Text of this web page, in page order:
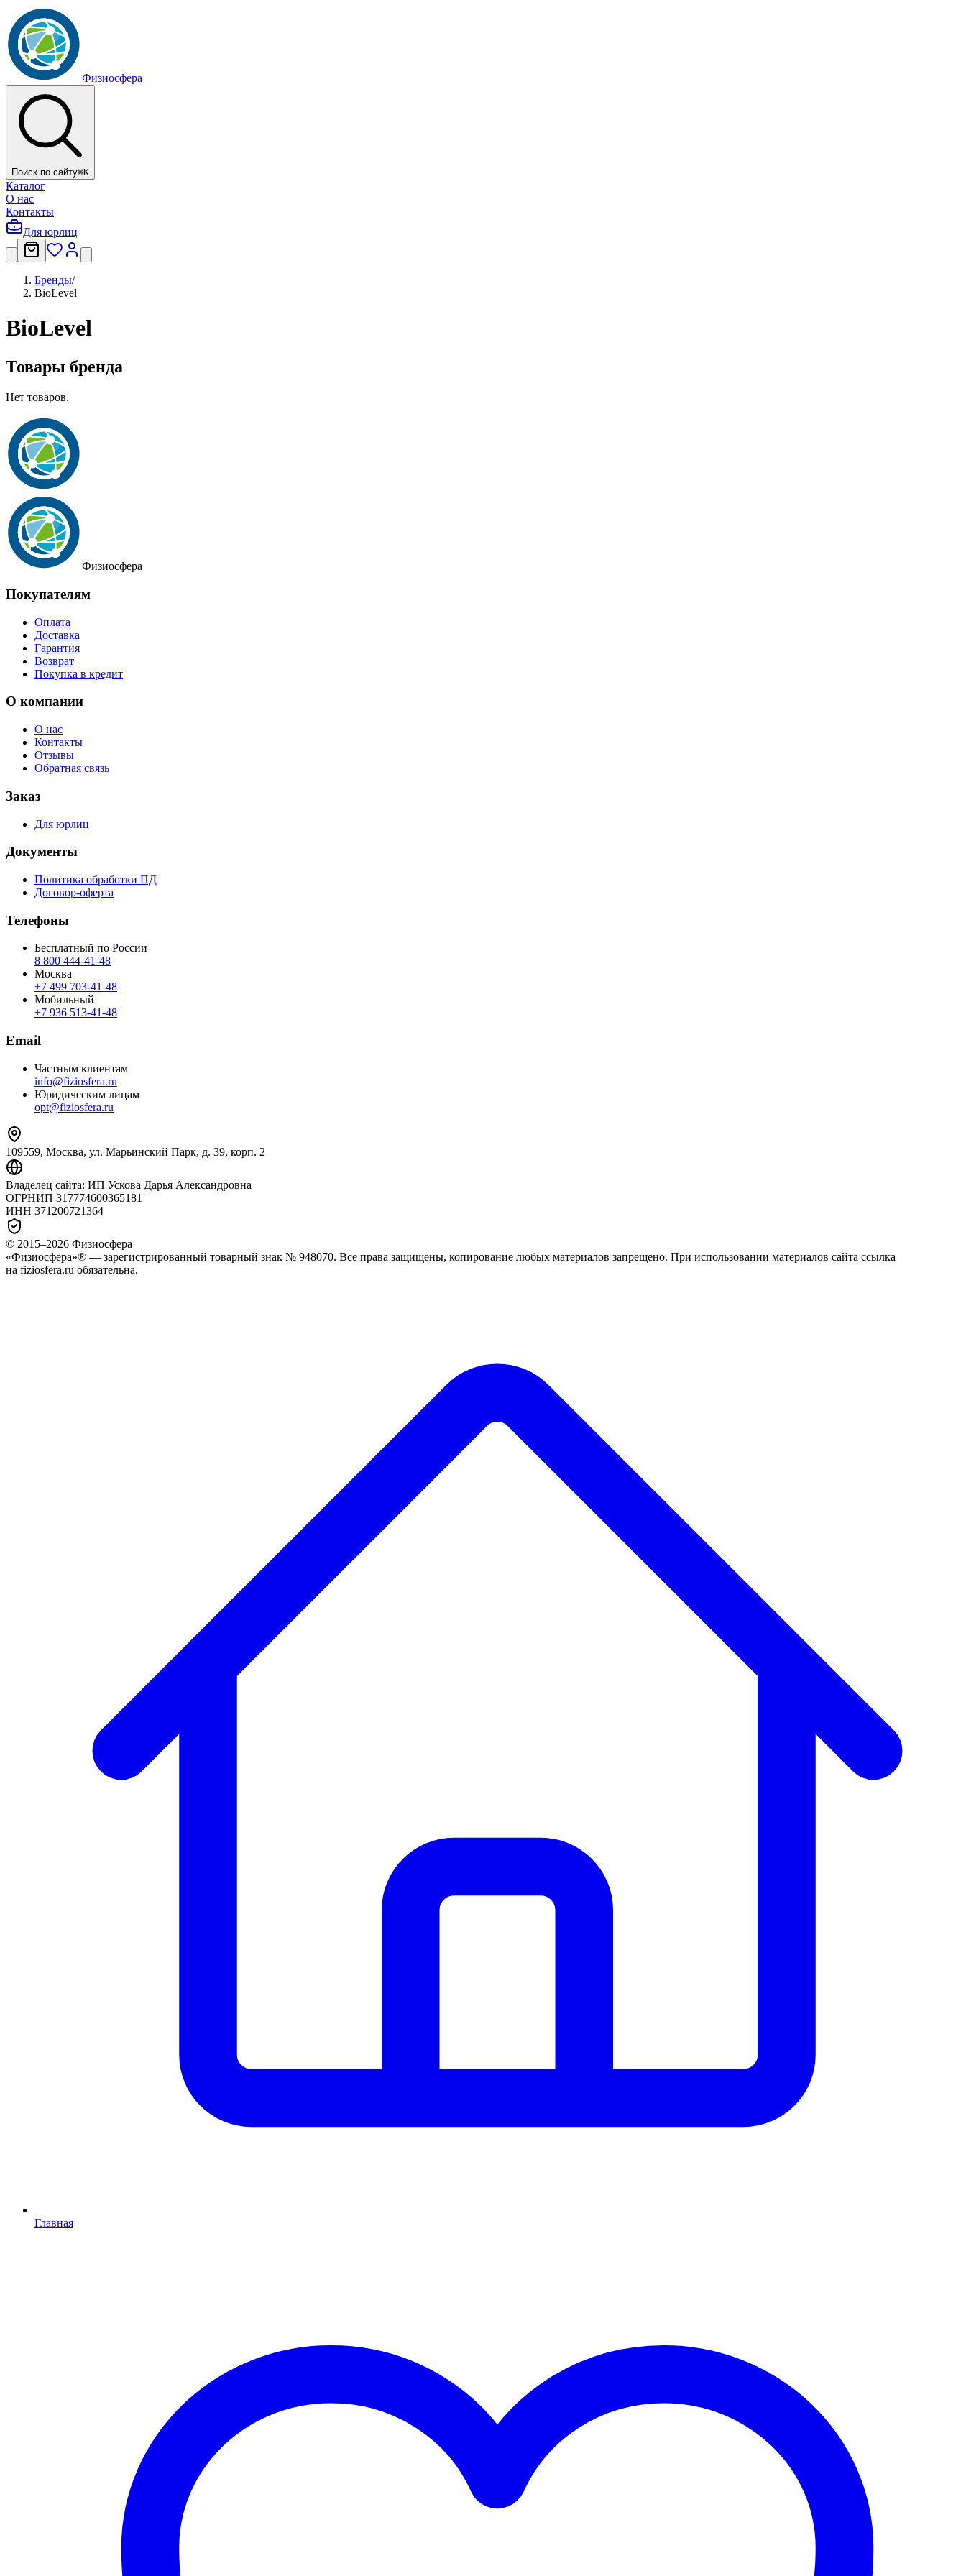
Физиосфера
Поиск по сайту⌘K
Каталог
О нас
Контакты
Для юрлиц
Бренды/
BioLevel
BioLevel
Товары бренда
Нет товаров.
Физиосфера
Покупателям
Оплата
Доставка
Гарантия
Возврат
Покупка в кредит
О компании
О нас
Контакты
Отзывы
Обратная связь
Заказ
Для юрлиц
Документы
Политика обработки ПД
Договор-оферта
Телефоны
Бесплатный по России
8 800 444‑41‑48
Москва
+7 499 703‑41‑48
Мобильный
+7 936 513‑41‑48
Email
Частным клиентам
info@fiziosfera.ru
Юридическим лицам
opt@fiziosfera.ru
109559, Москва, ул. Марьинский Парк, д. 39, корп. 2
Владелец сайта: ИП Ускова Дарья Александровна
ОГРНИП 317774600365181
ИНН 371200721364
© 2015–2026 Физиосфера
«Физиосфера»® — зарегистрированный товарный знак № 948070. Все права защищены, копирование любых материалов запрещено. При использовании материалов сайта ссылка
на fiziosfera.ru обязательна.
Главная